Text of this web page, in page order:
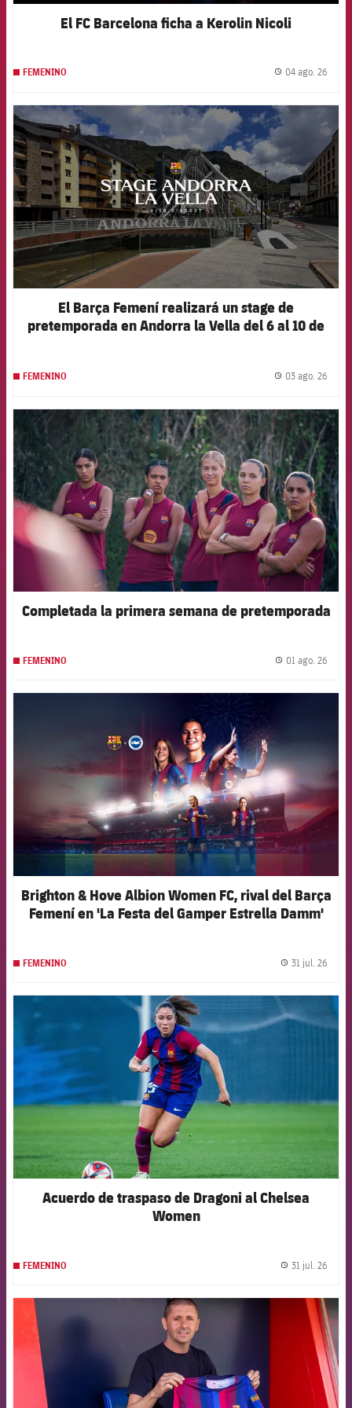
El FC Barcelona ficha a Kerolin Nicoli
FEMENINO 04 ago. 26
FCB Barcelona badge
El Barça Femení realizará un stage de
pretemporada en Andorra la Vella del 6 al 10 de
FEMENINO 03 ago. 26
FCB Barcelona badge
Completada la primera semana de pretemporada
FEMENINO 01 ago. 26
FCB Barcelona badge
Brighton & Hove Albion Women FC, rival del Barça
Femení en 'La Festa del Gamper Estrella Damm'
FEMENINO 31 jul. 26
FCB Barcelona badge
Acuerdo de traspaso de Dragoni al Chelsea
Women
FEMENINO 31 jul. 26
FCB Barcelona badge